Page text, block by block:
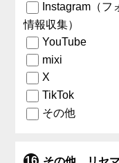
Instagram（
情報収集）
YouTube
mixi
X
TikTok
その他